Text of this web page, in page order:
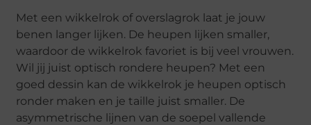
Met een wikkelrok of overslagrok laat je jouw
benen langer lijken. De heupen lijken smaller,
waardoor de wikkelrok favoriet is bij veel vrouwen.
Wil jij juist optisch rondere heupen? Met een
goed dessin kan de wikkelrok je heupen optisch
ronder maken en je taille juist smaller. De
asymmetrische lijnen van de soepel vallende